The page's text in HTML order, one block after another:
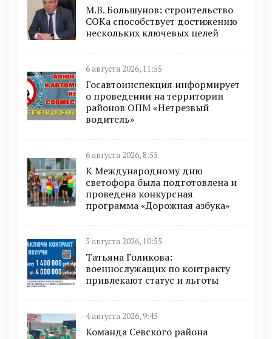
М.В. Большунов: строительство
СОКа способствует достижению
нескольких ключевых целей
6 августа 2026, 11:55
Госавтоинспекция информирует
о проведении на территории
районов ОПМ «Нетрезвый
водитель»
6 августа 2026, 8:55
К Международному дню
светофора была подготовлена и
проведена конкурсная
программа «Дорожная азбука»
5 августа 2026, 10:55
Татьяна Голикова:
военнослужащих по контракту
привлекают статус и льготы
4 августа 2026, 9:45
Команда Севского района